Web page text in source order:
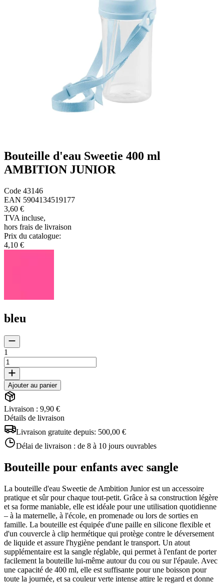
Bouteille d'eau Sweetie 400 ml
AMBITION JUNIOR
Code 43146
EAN 5904134519177
3,60 €
TVA incluse,
hors frais de livraison
Prix du catalogue:
4,10 €
bleu
1
Ajouter au panier
Livraison : 9,90 €
Détails de livraison
Livraison gratuite depuis: 500,00 €
Délai de livraison : de 8 à 10 jours ouvrables
Bouteille pour enfants avec sangle
La bouteille d'eau Sweetie de Ambition Junior est un accessoire
pratique et sûr pour chaque tout-petit. Grâce à sa construction légère
et sa forme maniable, elle est idéale pour une utilisation quotidienne
– à la maternelle, à l'école, en promenade ou lors de sorties en
famille. La bouteille est équipée d'une paille en silicone flexible et
d'un couvercle à clip hermétique qui protège contre le déversement
de liquide et assure l'hygiène pendant le transport. Un atout
supplémentaire est la sangle réglable, qui permet à l'enfant de porter
facilement la bouteille lui-même autour du cou ou sur l'épaule. Avec
une capacité de 400 ml, elle est suffisante pour une boisson pour
toute la journée, et sa couleur verte intense attire le regard et donne